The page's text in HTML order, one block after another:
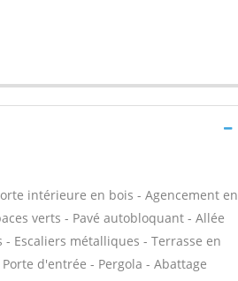
intérieure en bois - Agencement en
verts - Pavé autobloquant - Allée
Escaliers métalliques - Terrasse en
d'entrée - Pergola - Abattage